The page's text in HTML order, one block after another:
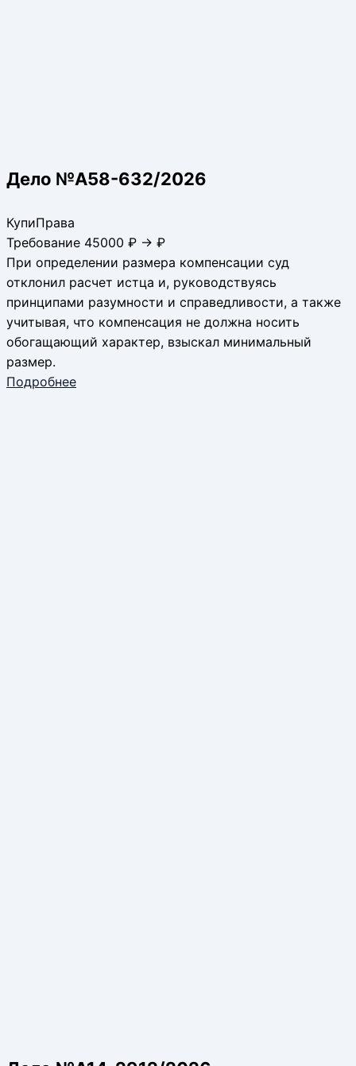
Дело №А58-632/2026
КупиПрава
Требование 45000 ₽ → ₽
При определении размера компенсации суд
отклонил расчет истца и, руководствуясь
принципами разумности и справедливости, а также
учитывая, что компенсация не должна носить
обогащающий характер, взыскал минимальный
размер.
Подробнее